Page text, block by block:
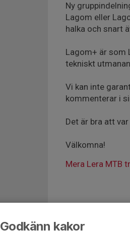
Ny
Lagom eller
halka och snart
Lagom+ är som
tekniskt
Vi kan inte
kommenterar i
Det är bra att
Välkomna!
Mera Lera MTB
Godkänn kakor